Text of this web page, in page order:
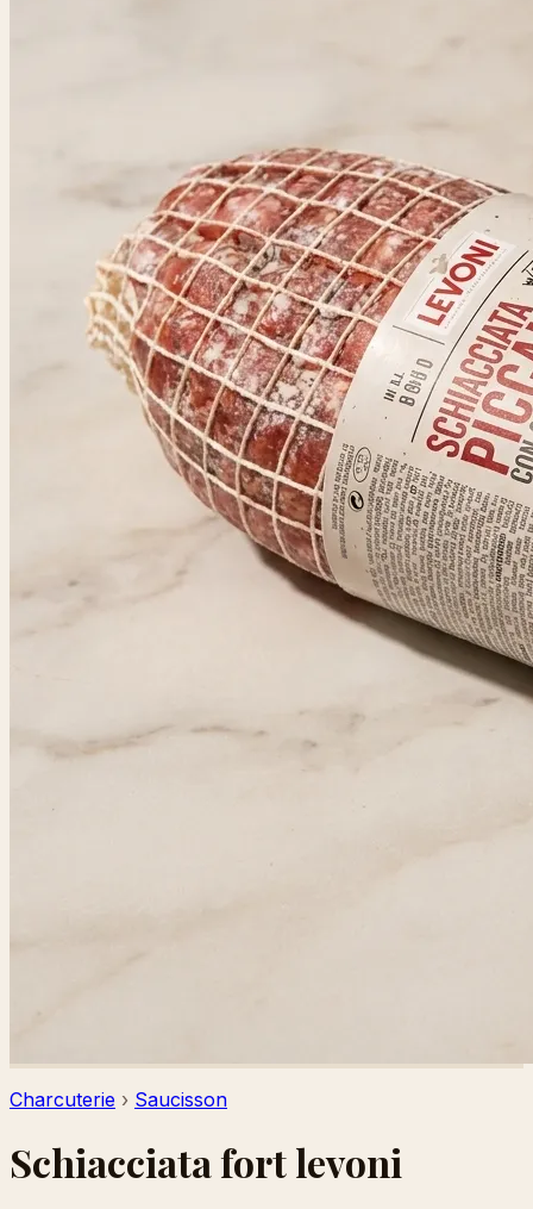
Charcuterie › Saucisson
Schiacciata fort levoni